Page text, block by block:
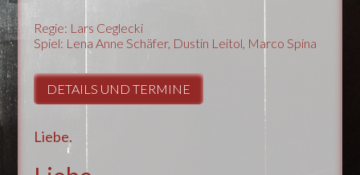
Regie: Lars Ceglecki
Spiel: Lena Anne Schäfer, Dustin Leitol, Marco Spina
DETAILS UND TERMINE
Liebe.